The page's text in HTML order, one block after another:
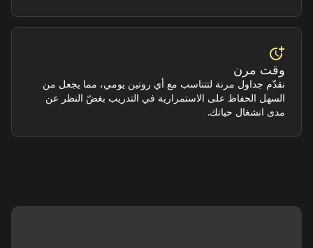
وقت مرن
نقدّم جداول مرنة لتتناسب مع أي روتين يومي، مما يجعل من
السهل الحفاظ على الاستمرارية في التدريب بغضّ النظر عن
مدى انشغال حياتك.